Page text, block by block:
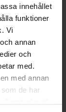
innehållet
funktioner
Vi
annan
och
med.
med annan
de har
Dölj